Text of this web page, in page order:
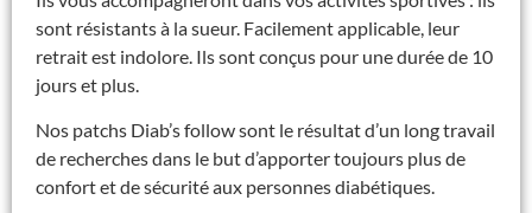
sont résistants à la sueur. Facilement applicable, leur
retrait est indolore. Ils sont conçus pour une durée de 10
jours et plus.
Nos patchs Diab’s follow sont le résultat d’un long travail
de recherches dans le but d’apporter toujours plus de
confort et de sécurité aux personnes diabétiques.